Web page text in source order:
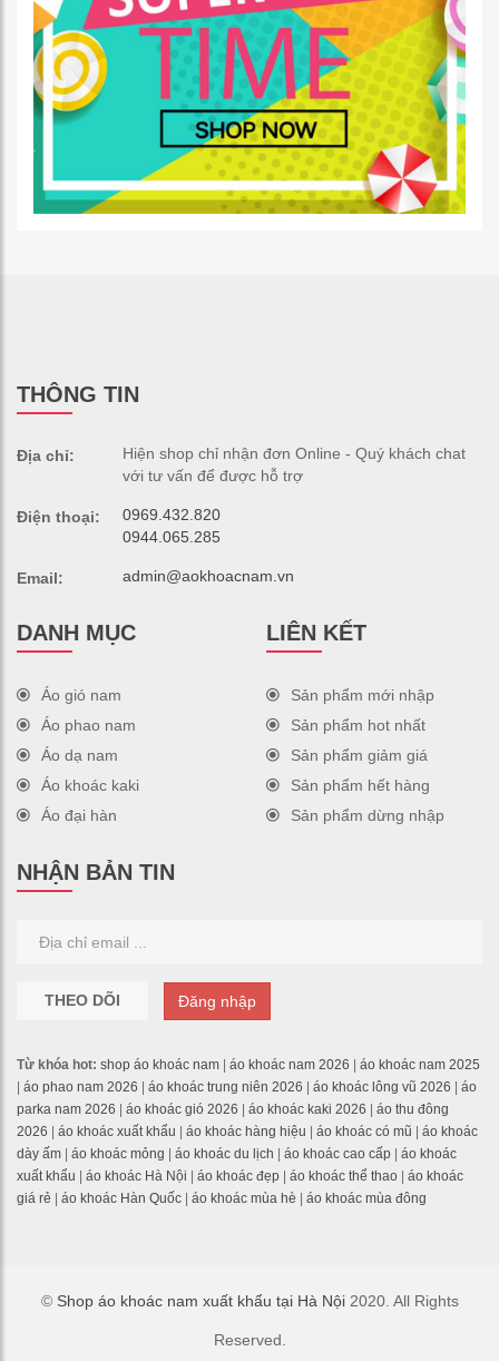
THÔNG TIN
Địa chỉ:
Hiện shop chỉ nhận đơn Online - Quý khách chat
với tư vấn để được hỗ trợ
Điện thoại:
0969.432.820
0944.065.285
Email: admin@aokhoacnam.vn
DANH MỤC
Áo gió nam
Áo phao nam
Áo dạ nam
Áo khoác kaki
Áo đại hàn
LIÊN KẾT
Sản phẩm mới nhập
Sản phẩm hot nhất
Sản phẩm giảm giá
Sản phẩm hết hàng
Sản phẩm dừng nhập
NHẬN BẢN TIN
THEO DÕI Đăng nhập
Từ khóa hot: shop áo khoác nam áo khoác nam 2026
áo khoác nam 2025
áo phao nam 2026 áo khoác trung niên 2026 áo khoác lông vũ 2026
áo
parka nam 2026
áo khoác gió 2026 áo khoác kaki 2026
áo thu đông
2026
áo khoác xuất khẩu áo khoác hàng hiệu áo khoác có mũ
áo khoác
dày ấm
áo khoác mỏng áo khoác du lịch áo khoác cao cấp
áo khoác
xuất khẩu
áo khoác Hà Nội áo khoác đẹp áo khoác thể thao
áo khoác
giá rẻ
áo khoác Hàn Quốc áo khoác mùa hè áo khoác mùa đông
© Shop áo khoác nam xuất khẩu tại Hà Nội2020. All Rights
Reserved.